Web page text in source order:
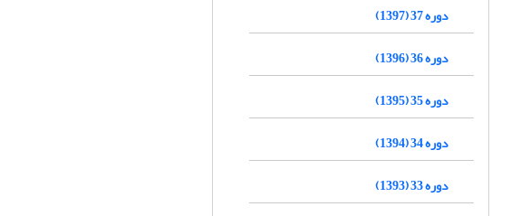
دوره 37 (1397)
دوره 36 (1396)
دوره 35 (1395)
دوره 34 (1394)
دوره 33 (1393)